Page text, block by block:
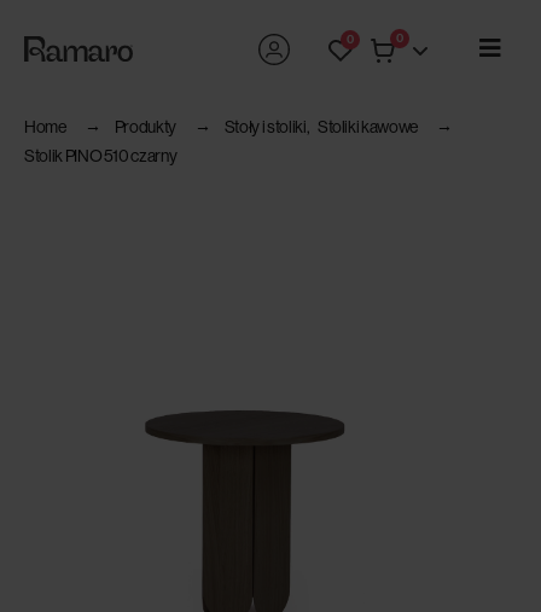
0 0
Home Produkty Stoły i stoliki
Stoliki kawowe
Stolik PINO 510 czarny